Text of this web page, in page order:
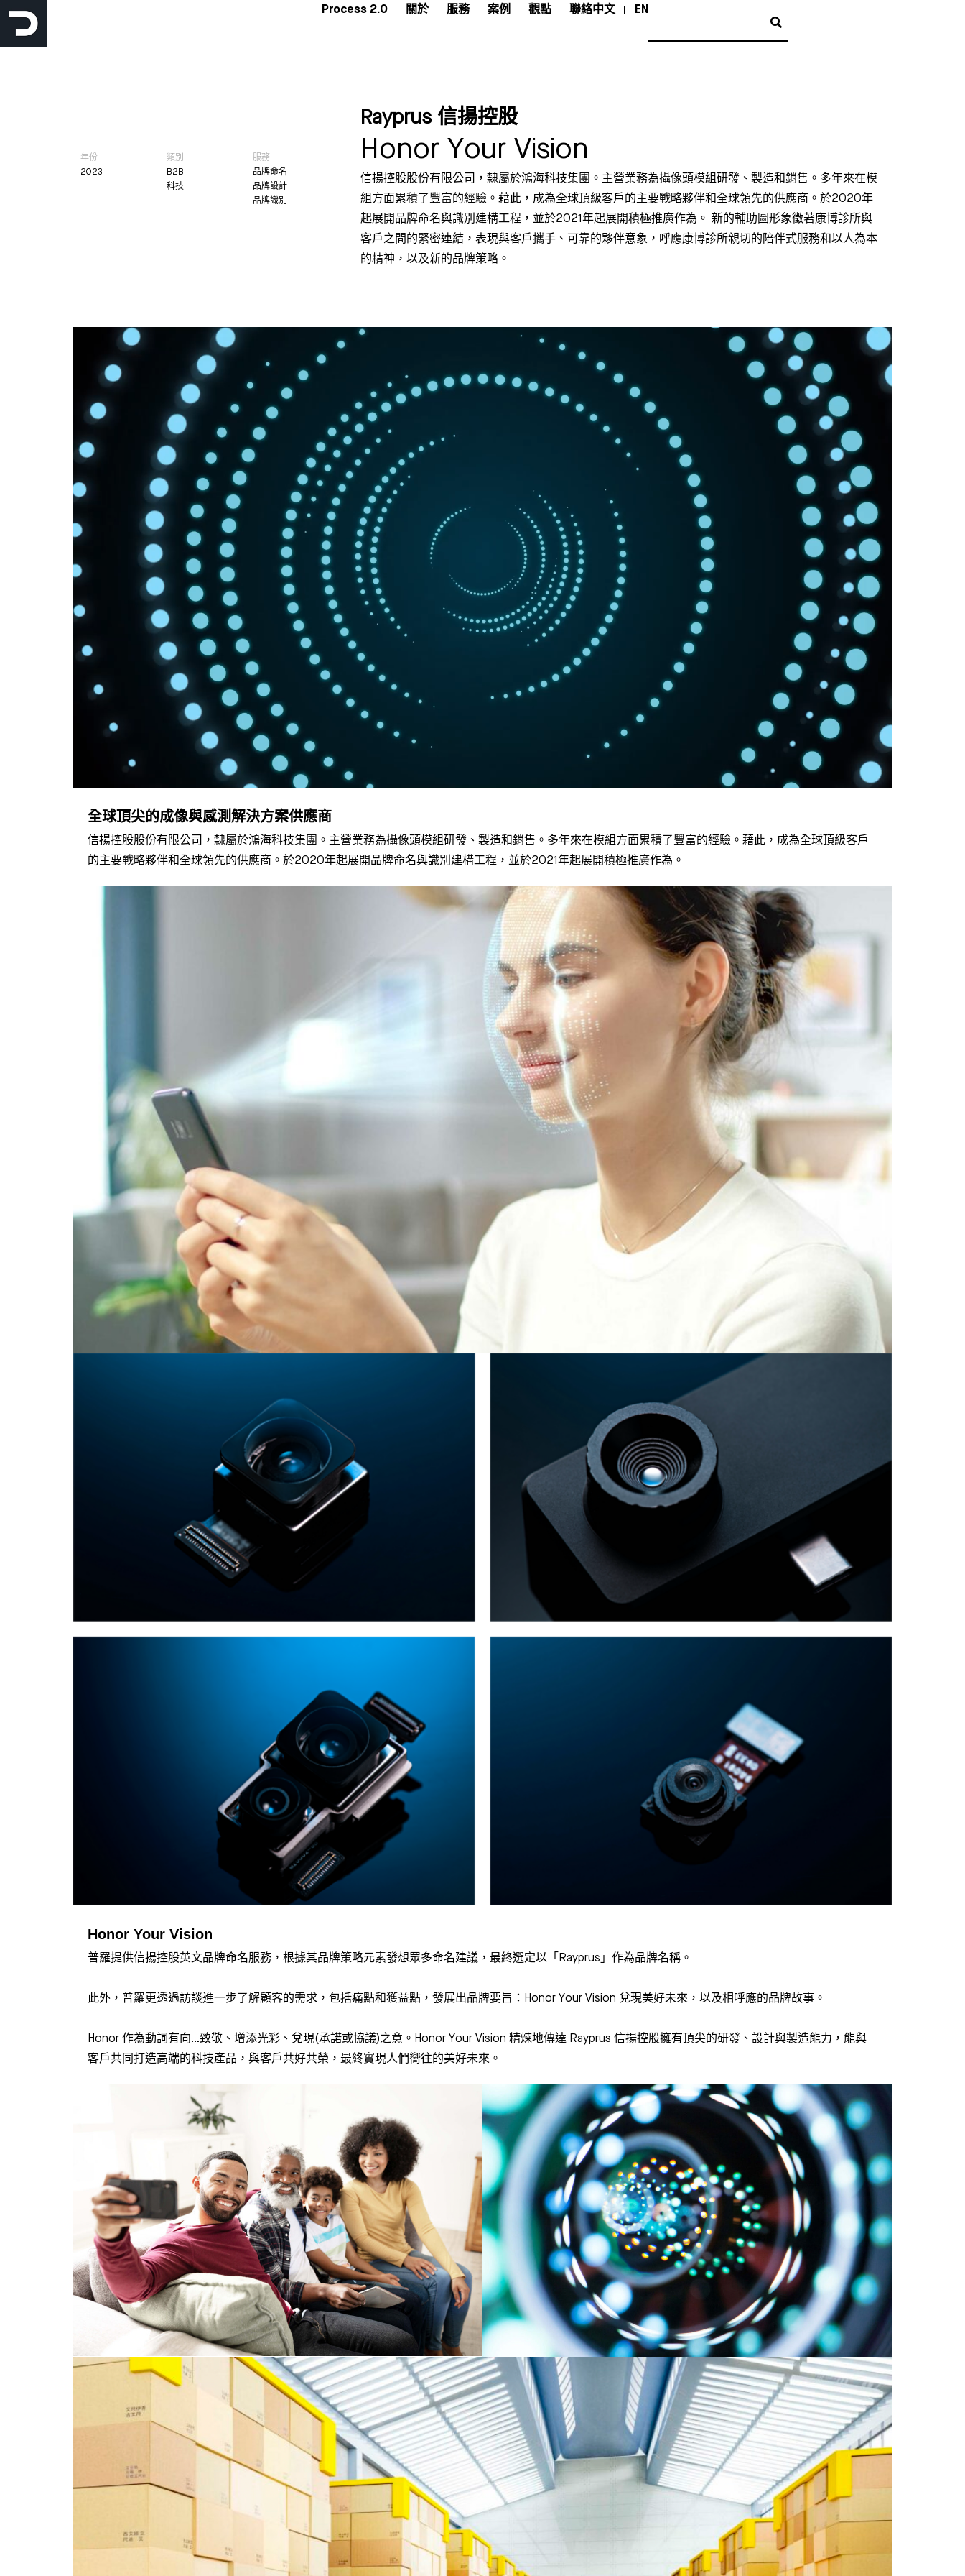
跳
主
Process 2.0 關於 服務 案例 觀點 聯絡中文 EN
年份
2023
類別
B2B
科技
服務
品牌命名
品牌設計
品牌識別
Rayprus 信揚控股
Honor Your Vision
信揚控股股份有限公司，隸屬於鴻海科技集團。主營業務為攝像頭模組研發、製造和銷售。多年來在模
組方面累積了豐富的經驗。藉此，成為全球頂級客戶的主要戰略夥伴和全球領先的供應商。於2020年
起展開品牌命名與識別建構工程，並於2021年起展開積極推廣作為。 新的輔助圖形象徵著康博診所與
客戶之間的緊密連結，表現與客戶攜手、可靠的夥伴意象，呼應康博診所親切的陪伴式服務和以人為本
的精神，以及新的品牌策略。
全球頂尖的成像與感測解決方案供應商
信揚控股股份有限公司，隸屬於鴻海科技集團。主營業務為攝像頭模組研發、製造和銷售。多年來在模組方面累積了豐富的經驗。藉此，成為全球頂級客戶
的主要戰略夥伴和全球領先的供應商。於2020年起展開品牌命名與識別建構工程，並於2021年起展開積極推廣作為。
Honor Your Vision
普羅提供信揚控股英文品牌命名服務，根據其品牌策略元素發想眾多命名建議，最終選定以「Rayprus」作為品牌名稱。
此外，普羅更透過訪談進一步了解顧客的需求，包括痛點和獲益點，發展出品牌要旨：Honor Your Vision 兌現美好未來，以及相呼應的品牌故事。
Honor 作為動詞有向…致敬、增添光彩、兌現(承諾或協議)之意。Honor Your Vision 精煉地傳達 Rayprus 信揚控股擁有頂尖的研發、設計與製造能力，能與
客戶共同打造高端的科技產品，與客戶共好共榮，最終實現人們嚮往的美好未來。